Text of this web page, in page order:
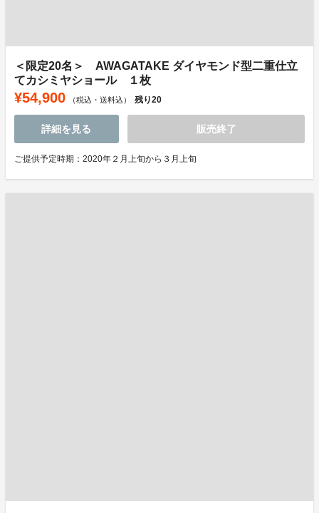
＜限定20名＞ AWAGATAKE ダイヤモンド型二重仕立
てカシミヤショール １枚
¥54,900 （税込・送料込） 残り20
詳細を見る 販売終了
ご提供予定時期：2020年２月上旬から３月上旬